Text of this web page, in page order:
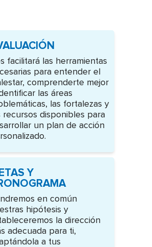
facilitará las herramientas
para entender el
comprenderte mejor
las áreas
las fortalezas y
recursos disponibles para
un plan de acción
Y
en común
hipótesis y
la dirección
adecuada para ti,
a tus